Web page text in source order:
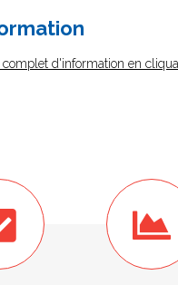
d'information en